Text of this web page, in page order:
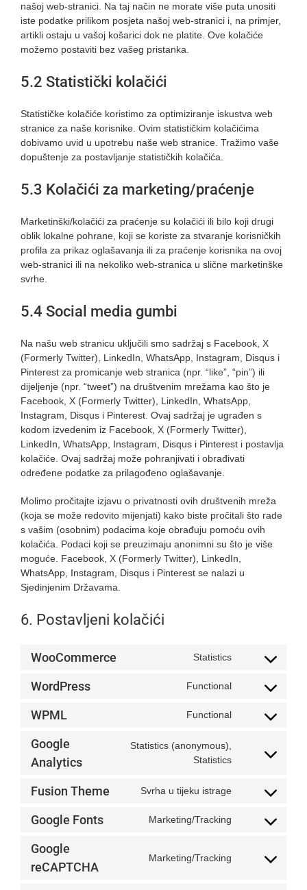
našoj web-stranici. Na taj način ne morate više puta unositi
iste podatke prilikom posjeta našoj web-stranici i, na primjer,
artikli ostaju u vašoj košarici dok ne platite. Ove kolačiće
možemo postaviti bez vašeg pristanka.
5.2 Statistički kolačići
Statističke kolačiće koristimo za optimiziranje iskustva web
stranice za naše korisnike. Ovim statističkim kolačićima
dobivamo uvid u upotrebu naše web stranice. Tražimo vaše
dopuštenje za postavljanje statističkih kolačića.
5.3 Kolačići za marketing/praćenje
Marketinški/kolačići za praćenje su kolačići ili bilo koji drugi
oblik lokalne pohrane, koji se koriste za stvaranje korisničkih
profila za prikaz oglašavanja ili za praćenje korisnika na ovoj
web-stranici ili na nekoliko web-stranica u slične marketinške
svrhe.
5.4 Social media gumbi
Na našu web stranicu uključili smo sadržaj s Facebook, X
(Formerly Twitter), LinkedIn, WhatsApp, Instagram, Disqus i
Pinterest za promicanje web stranica (npr. “like”, “pin”) ili
dijeljenje (npr. “tweet”) na društvenim mrežama kao što je
Facebook, X (Formerly Twitter), LinkedIn, WhatsApp,
Instagram, Disqus i Pinterest. Ovaj sadržaj je ugrađen s
kodom izvedenim iz Facebook, X (Formerly Twitter),
LinkedIn, WhatsApp, Instagram, Disqus i Pinterest i postavlja
kolačiće. Ovaj sadržaj može pohranjivati i obrađivati
određene podatke za prilagođeno oglašavanje.
Molimo pročitajte izjavu o privatnosti ovih društvenih mreža
(koja se može redovito mijenjati) kako biste pročitali što rade
s vašim (osobnim) podacima koje obrađuju pomoću ovih
kolačića. Podaci koji se preuzimaju anonimni su što je više
moguće. Facebook, X (Formerly Twitter), LinkedIn,
WhatsApp, Instagram, Disqus i Pinterest se nalazi u
Sjedinjenim Državama.
6. Postavljeni kolačići
WooCommerce Statistics
Consent
service
WordPress Functional
Consent
service
WPML Functional
Consent
service
Google
Analytics
Statistics (anonymous),
Statistics
Consent
service
analytics
Fusion Theme Svrha u tijeku istrage
Consent
service
theme
Google Fonts Marketing/Tracking
Consent
service
Google
reCAPTCHA
Marketing/Tracking
Consent